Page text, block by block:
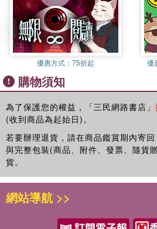
夕陽親紅了牆
訴說著情長
撩了一顆心房
流下一串淚珠兒
串起的誦唱
融進了夕陽的光
濕了淡雅的衣裳
浸潤了有緣的一方
情染之上
有了飄過的暗香
情染了情長
夢幻了情感的景象
鏡像在心上
《一念情深》
優惠方式： 75折起 優
購物須知
為了保護您的權益，「三民網路書店」
(收到商品為起始日)。
若要辦理退貨，請在商品鑑賞期內寄
與完整包裝(商品、附件、發票、隨貨
貨。
網站導航 >>